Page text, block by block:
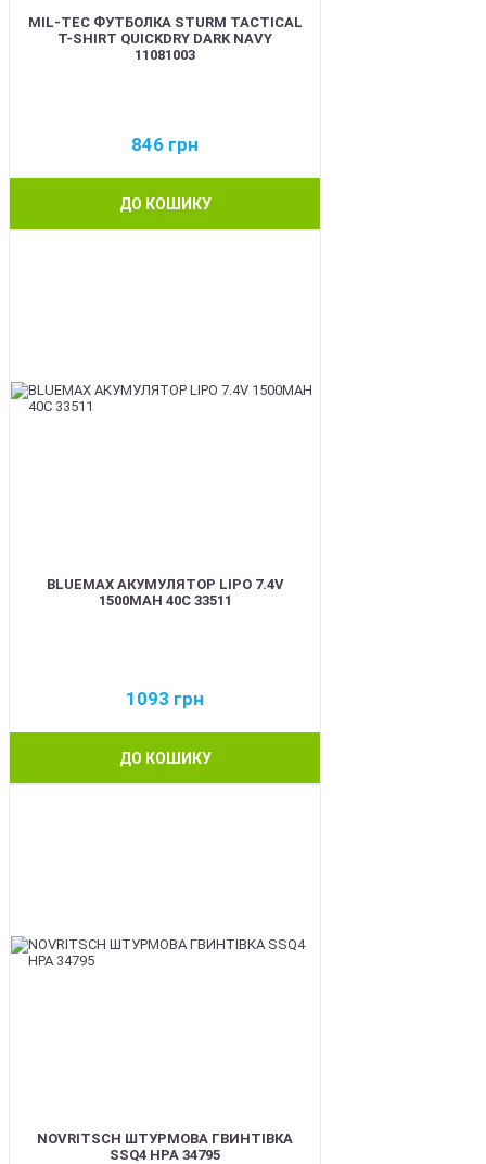
MIL-TEC ФУТБОЛКА STURM TACTICAL
T-SHIRT QUICKDRY DARK NAVY
11081003
846 грн
ДО КОШИКУ
BLUEMAX АКУМУЛЯТОР LIPO 7.4V
1500MAH 40C 33511
1093 грн
ДО КОШИКУ
NOVRITSCH ШТУРМОВА ГВИНТІВКА
SSQ4 HPA 34795